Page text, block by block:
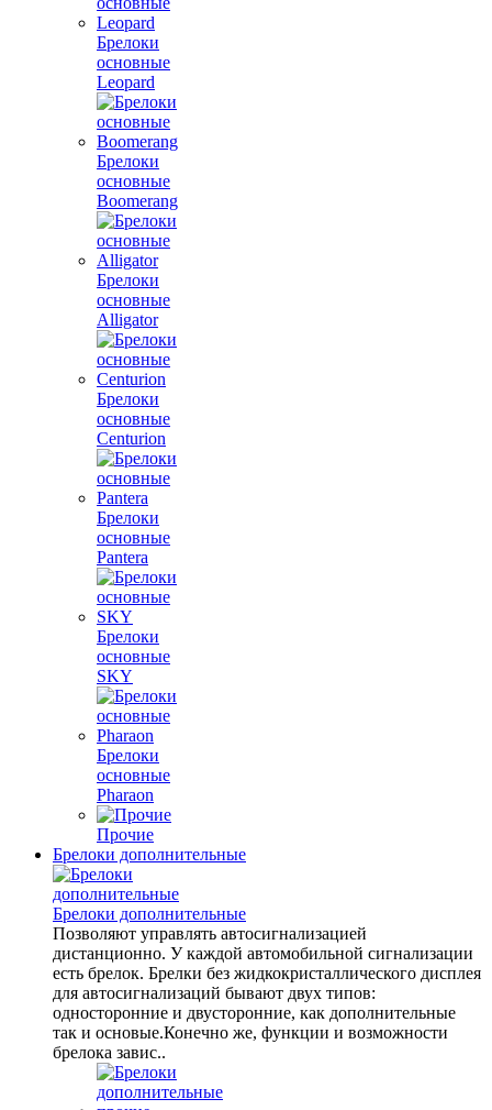
Брелоки
основные
Leopard
Брелоки
основные
Boomerang
Брелоки
основные
Alligator
Брелоки
основные
Centurion
Брелоки
основные
Pantera
Брелоки
основные
SKY
Брелоки
основные
Pharaon
Прочие
Брелоки дополнительные
Брелоки дополнительные
Позволяют управлять автосигнализацией
дистанционно. У каждой автомобильной сигнализации
есть брелок. Брелки без жидкокристаллического дисплея
для автосигнализаций бывают двух типов:
односторонние и двусторонние, как дополнительные
так и основые.Конечно же, функции и возможности
брелока завис..